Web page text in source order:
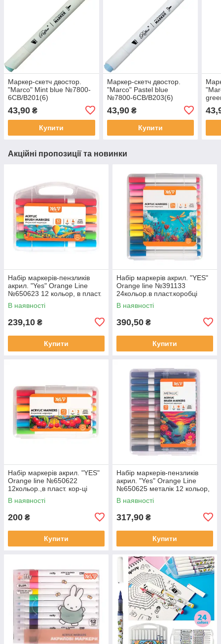
Маркер-скетч двостор.
"Marco" Mint blue №7800-
6CB/B201(6)
43,90 ₴
Купити
Маркер-скетч двостор.
"Marco" Pastel blue
№7800-6CB/B203(6)
43,90₴
Купити
Акційні пропозиції та новинки
Набір маркерів-пензликів
акрил. "Yes" Orange Line
№650623 12 кольор, в пласт.
коробці
В наявності
239,10 ₴
Купити
Набір маркерів акрил. "YES"
Orange line №391133
24кольор.в пласт.коробці
В наявності
390,50 ₴
Купити
Набір маркерів акрил. "YES"
Orange line №650622
12кольор.,в пласт. кор-ці
В наявності
200 ₴
Купити
Набір маркерів-пензликів
акрил. "Yes" Orange Line
№650625 металік 12 кольор,
в пласт. коробці
В наявності
317,90 ₴
Купити